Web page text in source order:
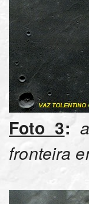
Foto 3:
fronteira